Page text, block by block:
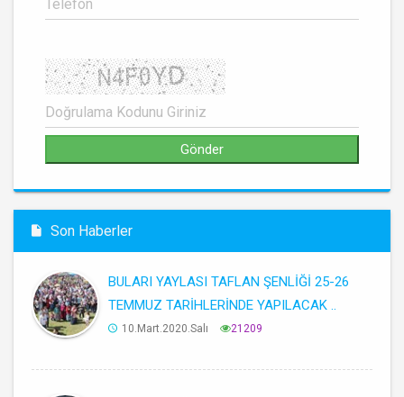
Son Haberler
BULARI YAYLASI TAFLAN ŞENLİĞİ 25-26
TEMMUZ TARİHLERİNDE YAPILACAK ..
10.Mart.2020.Salı 21209